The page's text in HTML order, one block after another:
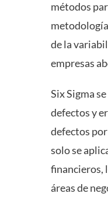
métodos
de la
empresas
Six Sigma
defectos y
defectos
solo se
financieros,
áreas de